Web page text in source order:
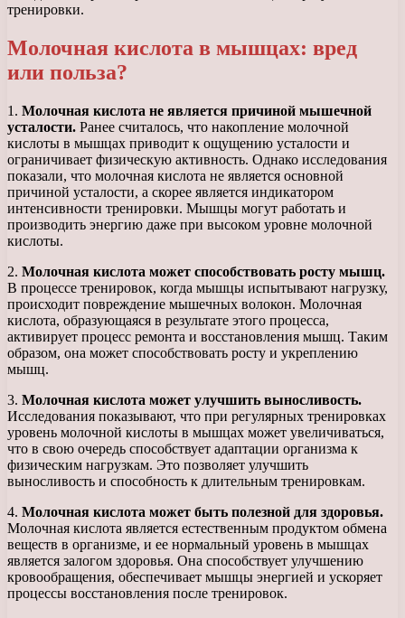
тренировки.
Молочная кислота в мышцах: вред
или польза?
1. Молочная кислота не является причиной мышечной
усталости. Ранее считалось, что накопление молочной
кислоты в мышцах приводит к ощущению усталости и
ограничивает физическую активность. Однако исследования
показали, что молочная кислота не является основной
причиной усталости, а скорее является индикатором
интенсивности тренировки. Мышцы могут работать и
производить энергию даже при высоком уровне молочной
кислоты.
2. Молочная кислота может способствовать росту мышц.
В процессе тренировок, когда мышцы испытывают нагрузку,
происходит повреждение мышечных волокон. Молочная
кислота, образующаяся в результате этого процесса,
активирует процесс ремонта и восстановления мышц. Таким
образом, она может способствовать росту и укреплению
мышц.
3. Молочная кислота может улучшить выносливость.
Исследования показывают, что при регулярных тренировках
уровень молочной кислоты в мышцах может увеличиваться,
что в свою очередь способствует адаптации организма к
физическим нагрузкам. Это позволяет улучшить
выносливость и способность к длительным тренировкам.
4. Молочная кислота может быть полезной для здоровья.
Молочная кислота является естественным продуктом обмена
веществ в организме, и ее нормальный уровень в мышцах
является залогом здоровья. Она способствует улучшению
кровообращения, обеспечивает мышцы энергией и ускоряет
процессы восстановления после тренировок.